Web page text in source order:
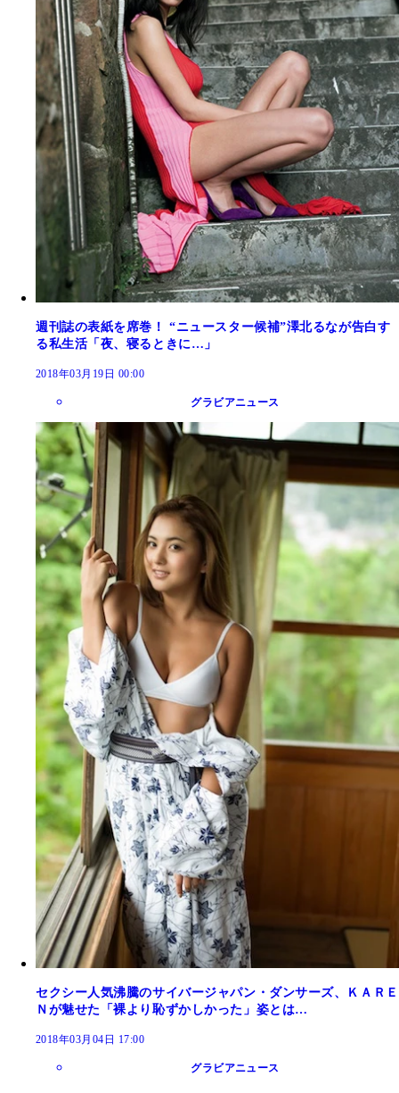
週刊誌の表紙を席巻！ “ニュースター候補”澤北るなが告白す
る私生活「夜、寝るときに…」
2018年03月19日 00:00
グラビアニュース
セクシー人気沸騰のサイバージャパン・ダンサーズ、ＫＡＲＥ
Ｎが魅せた「裸より恥ずかしかった」姿とは…
2018年03月04日 17:00
グラビアニュース